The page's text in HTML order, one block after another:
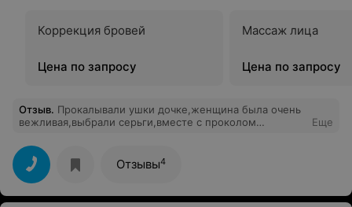
Коррекция бровей
Цена по запросу
Массаж лица
Цена по запросу
Отзыв. Прокалывали ушки дочке,женщина была очень
вежливая,выбрали серьги,вместе с проколом
потеряли,на след.день нашли но ушко уже
заросло.Звонили в салон не подняли трубку,вышли на
связь по вайберу,но нам отказали в помощи какой
либо,мы просили ешп раз проколоть одно ушко.Очень
не красиво,вежливость оказалась как пыль в глаза,не
Еще
Отзывы4